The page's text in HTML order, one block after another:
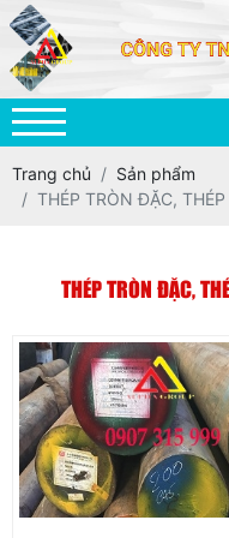
Trang chủ
Sản phẩm
THÉP TRÒN ĐẶC,
THÉP TRÒN ĐẶC,